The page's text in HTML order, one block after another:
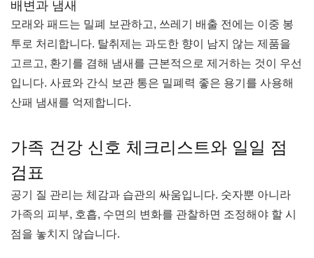
배변과 냄새
모래와 패드는 밀폐 보관하고, 쓰레기 배출 전에는 이중 봉
투로 처리합니다. 탈취제는 과도한 향이 남지 않는 제품을
고르고, 환기를 겸해 냄새를 근본적으로 제거하는 것이 우선
입니다. 사료와 간식 보관 통은 밀폐력 좋은 용기를 사용해
산패 냄새를 억제합니다.
가족 건강 신호 체크리스트와 일일 점
검표
공기 질 관리는 체감과 습관의 싸움입니다. 숫자뿐 아니라
가족의 피부, 호흡, 수면의 변화를 관찰하면 조정해야 할 시
점을 놓치지 않습니다.